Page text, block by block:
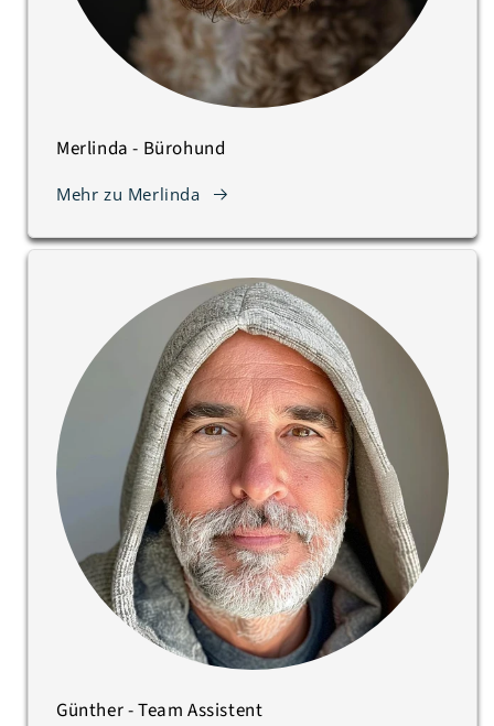
Merlinda - Bürohund
Mehr zu Merlinda
Günther - Team Assistent